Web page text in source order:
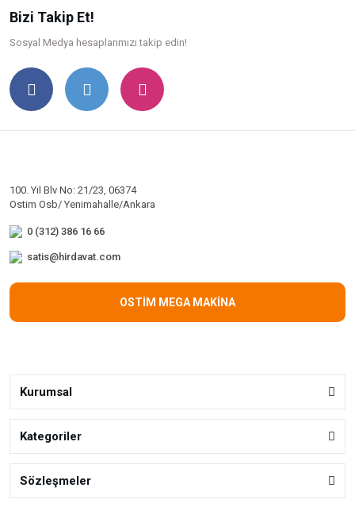
Bizi Takip Et!
Sosyal Medya hesaplarımızı takip edin!
100. Yıl Blv No: 21/23, 06374
Ostim Osb/ Yenimahalle/Ankara
0 (312) 386 16 66
satis@hirdavat.com
OSTİM MEGA MAKİNA
Kurumsal
Kategoriler
Sözleşmeler